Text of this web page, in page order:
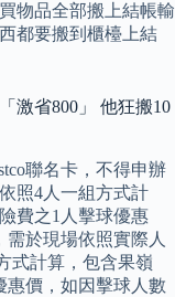
物品全部搬上結帳輸
都要搬到櫃檯上結
激省800」 他狂搬10
聯名卡，不得申辦
照4人一組方式計
費之1人擊球優惠
於現場依照實際人
式計算，包含果嶺
惠價，如因擊球人數